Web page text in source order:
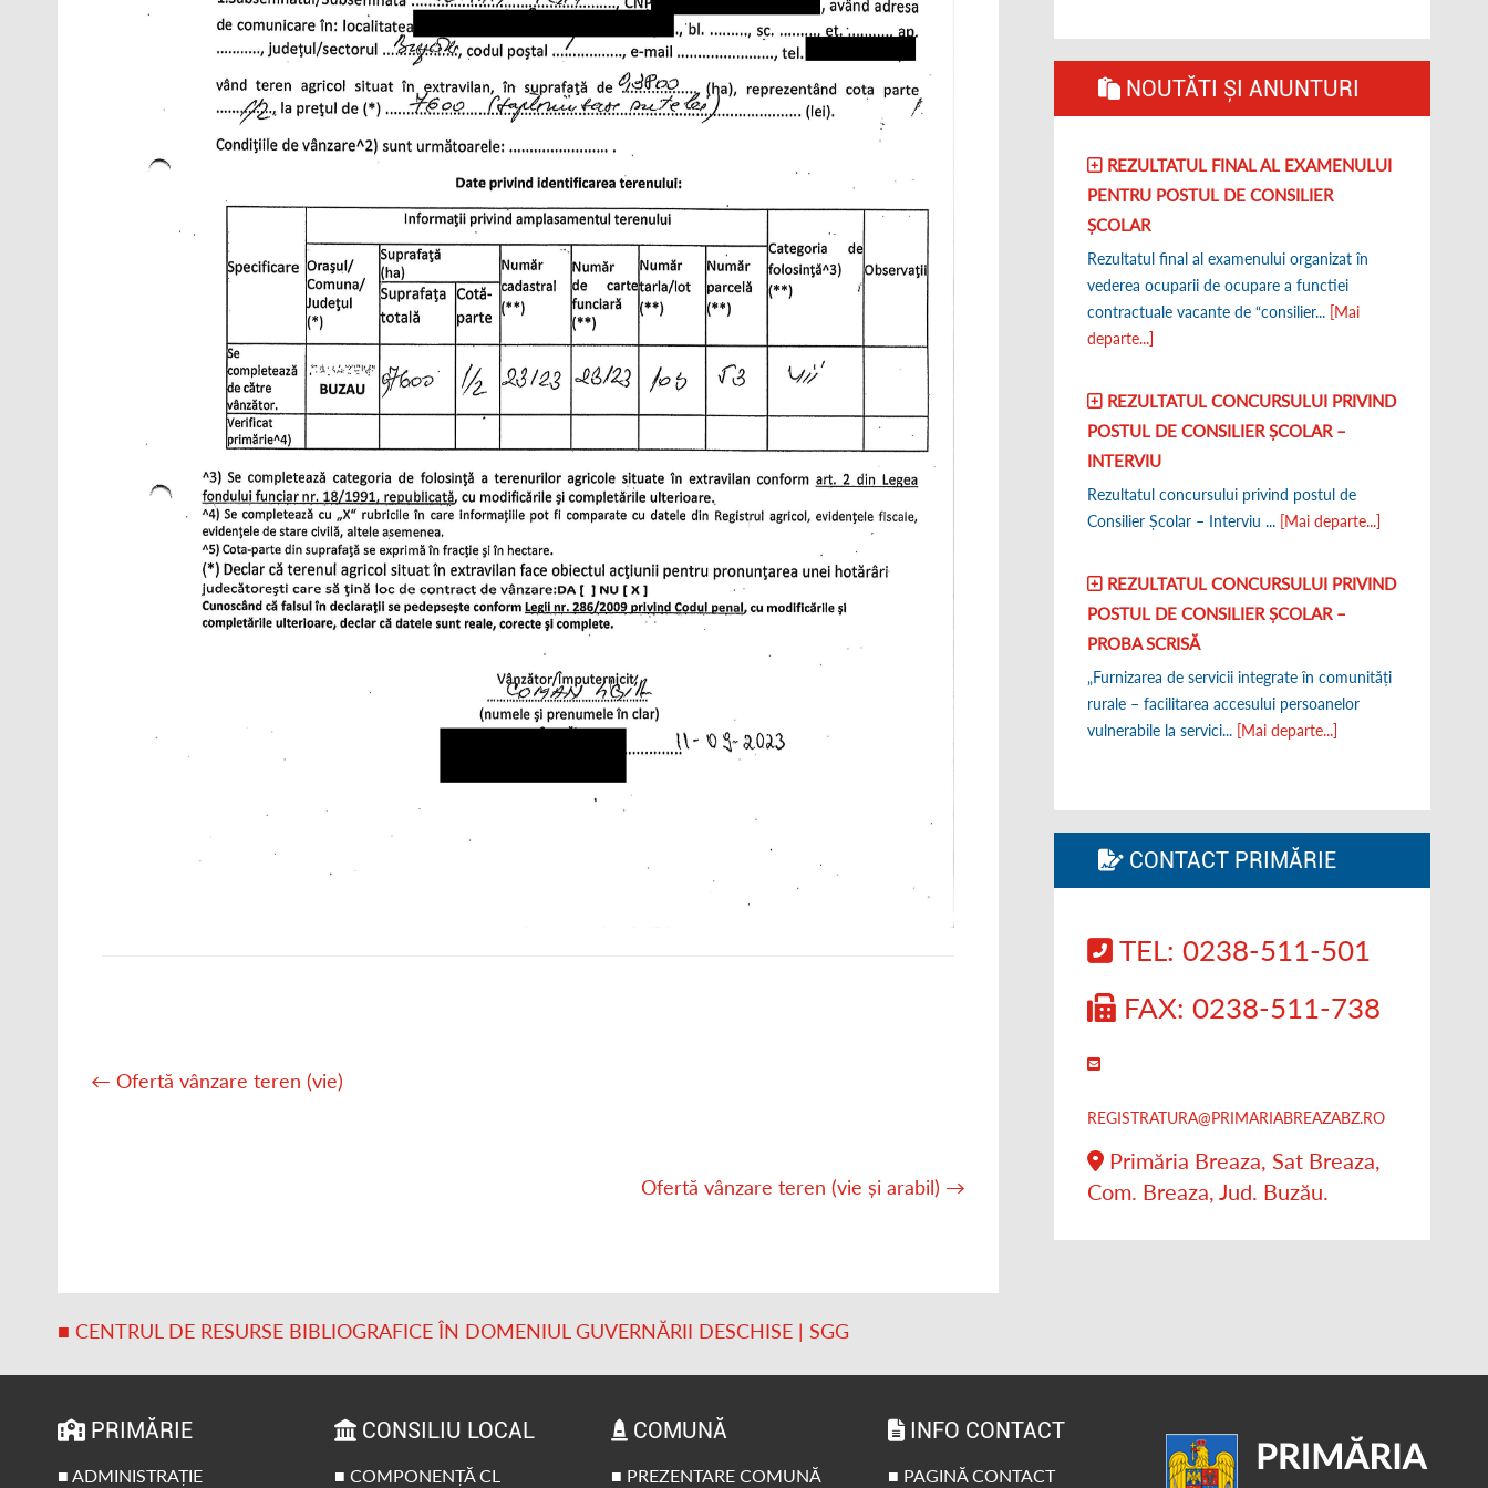
← Ofertă vânzare teren (vie)
Ofertă vânzare teren (vie și arabil) →
NOUTĂTI ȘI ANUNTURI
REZULTATUL FINAL AL EXAMENULUI
PENTRU POSTUL DE CONSILIER
ȘCOLAR
Rezultatul final al examenului organizat în
vederea ocuparii de ocupare a functiei
contractuale vacante de “consilier... [Mai
departe...]
REZULTATUL CONCURSULUI PRIVIND
POSTUL DE CONSILIER ȘCOLAR –
INTERVIU
Rezultatul concursului privind postul de
Consilier Școlar – Interviu ... [Mai departe...]
REZULTATUL CONCURSULUI PRIVIND
POSTUL DE CONSILIER ȘCOLAR –
PROBA SCRISĂ
„Furnizarea de servicii integrate în comunități
rurale – facilitarea accesului persoanelor
vulnerabile la servici... [Mai departe...]
CONTACT PRIMĂRIE
TEL: 0238-511-501
FAX: 0238-511-738
REGISTRATURA@PRIMARIABREAZABZ.RO
Primăria Breaza, Sat Breaza,
Com. Breaza, Jud. Buzău.
■ CENTRUL DE RESURSE BIBLIOGRAFICE ÎN DOMENIUL GUVERNĂRII DESCHISE | SGG
PRIMĂRIE
■ ADMINISTRAȚIE
CONSILIU LOCAL
■ COMPONENȚĂ CL
COMUNĂ
■ PREZENTARE COMUNĂ
INFO CONTACT
■ PAGINĂ CONTACT